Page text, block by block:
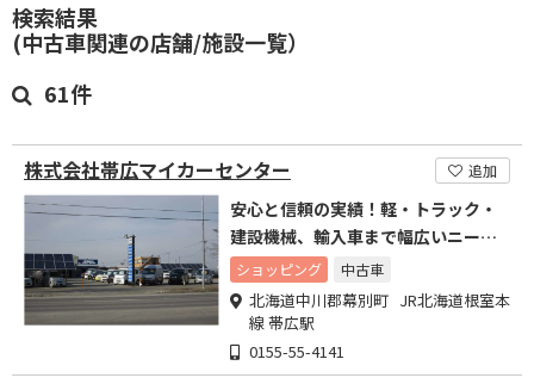
検索結果
(中古車関連の店舗/施設一覧）
61件
株式会社帯広マイカーセンター 追加
安心と信頼の実績！軽・トラック・
建設機械、輸入車まで幅広いニーズ
に対応
ショッピング 中古車
北海道中川郡幕別町 JR北海道根室本
線 帯広駅
0155-55-4141